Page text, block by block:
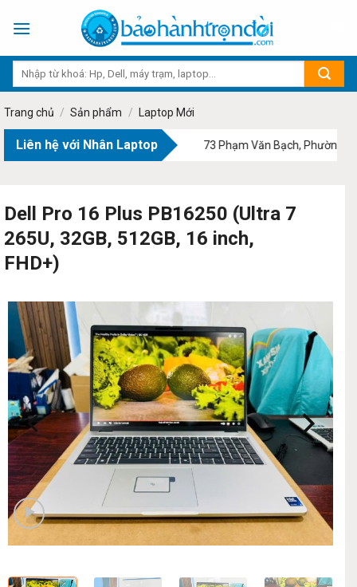
Trang chủ / Sản phẩm / Laptop Mới
Liên hệ với Nhân Laptop
Địa chỉ: 73 Phạm Văn Bạch, Phường Tân
Dell Pro 16 Plus PB16250 (Ultra 7
265U, 32GB, 512GB, 16 inch,
FHD+)